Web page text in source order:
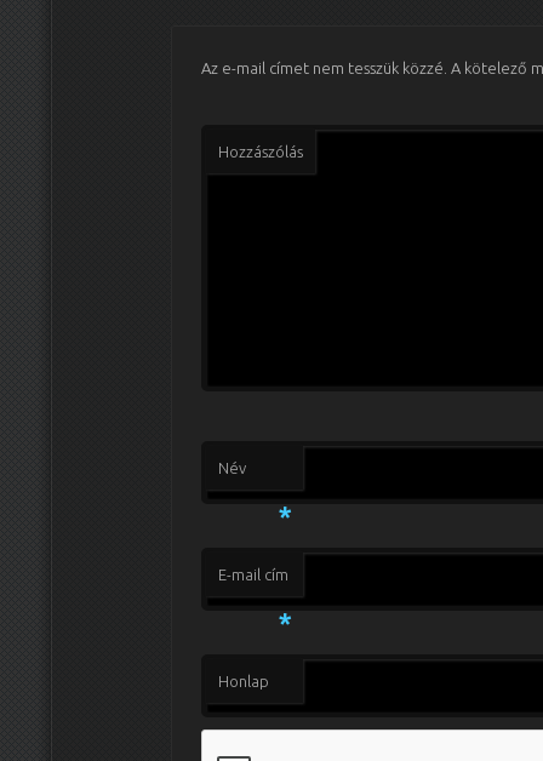
Az e-mail címet nem tesszük közzé. A kötelező
Hozzászólás
Név
*
E-mail cím
*
Honlap